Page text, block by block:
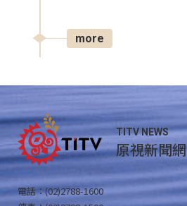
more
TITV NEWS
原視新聞網
電話：(02)2788-1600